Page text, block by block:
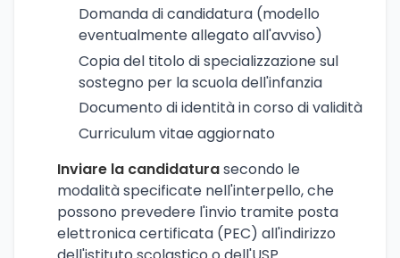
Domanda di candidatura (modello
eventualmente allegato all'avviso)
Copia del titolo di specializzazione sul
sostegno per la scuola dell'infanzia
Documento di identità in corso di validità
Curriculum vitae aggiornato
Inviare la candidaturasecondo le
modalità specificate nell'interpello, che
possono prevedere l'invio tramite posta
elettronica certificata (PEC) all'indirizzo